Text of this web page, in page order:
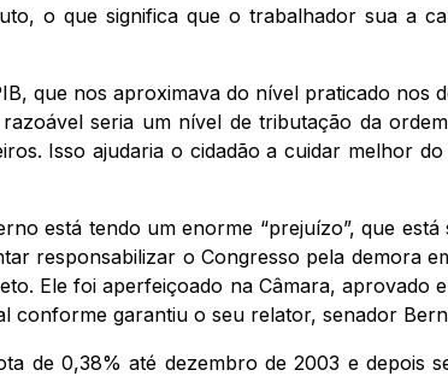
o que significa que o trabalhador sua a
que nos aproximava do nível praticado nos
seria um nível de tributação da
Isso ajudaria o cidadão a cuidar melhor
está tendo um enorme “prejuízo”, que está
responsabilizar o Congresso pela demora
Ele foi aperfeiçoado na Câmara, aprovado
conforme garantiu o seu relator, senador
de 0,38% até dezembro de 2003 e depois